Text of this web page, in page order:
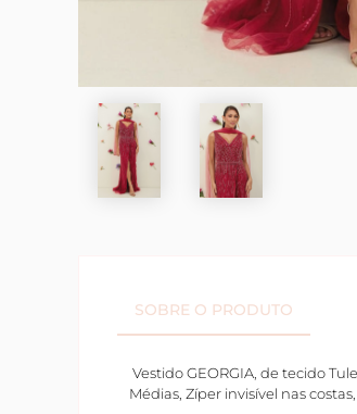
SOBRE O PRODUTO
Vestido GEORGIA, de tecido
Médias, Zíper invisível nas